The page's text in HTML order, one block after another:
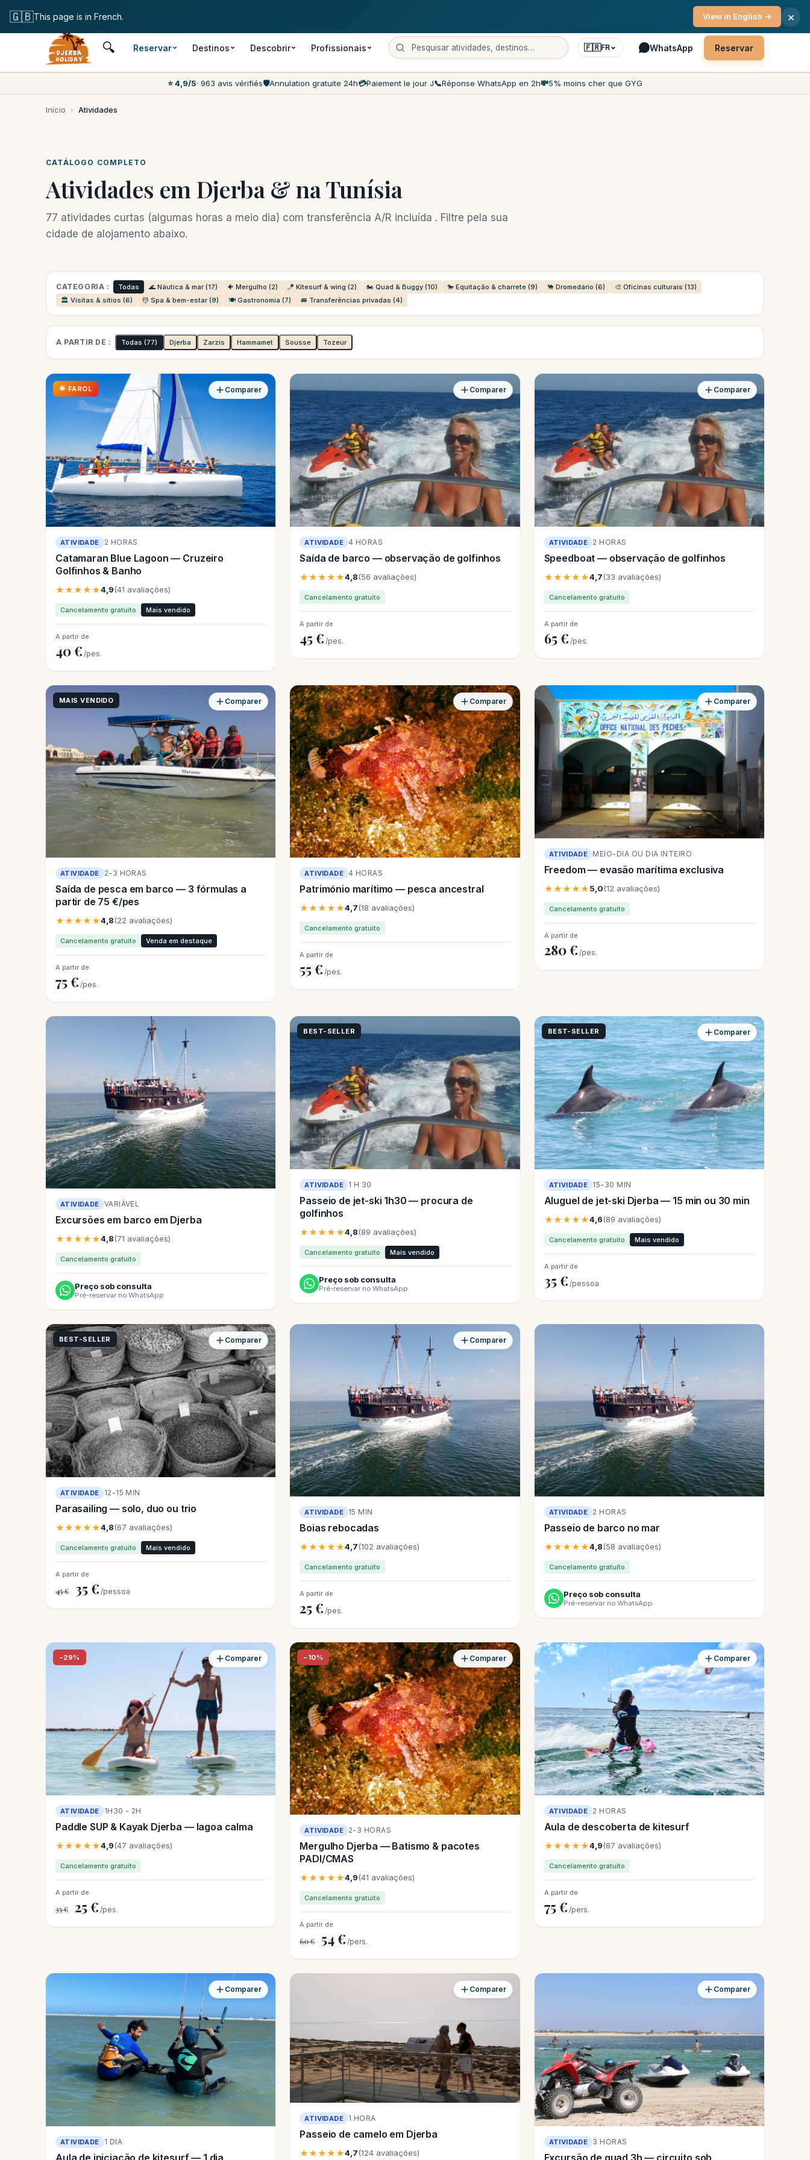
🔍 Reservar Destinos Descobrir Profissionais 🇫🇷FR WhatsApp Reservar
⭐ 4,9/5· 963 avis vérifiés🛡️Annulation gratuite 24h💳Paiement le jour J📞Réponse WhatsApp en 2h💸5% moins cher que GYG
Início › Atividades
CATÁLOGO COMPLETO
Atividades em Djerba & na Tunísia
77 atividades curtas (algumas horas a meio dia) com transferência A/R incluída . Filtre pela sua
cidade de alojamento abaixo.
CATEGORIA : Todas 🌊 Náutica & mar (17) 🐠 Mergulho (2) 🪁 Kitesurf & wing (2) 🏍️ Quad & Buggy (10) 🐎 Equitação & charrete (9) 🐪 Dromedário (6)
🎨 Oficinas culturais (13)
🏛️ Visitas & sítios (6)
💆 Spa & bem-estar (9) 🍽️ Gastronomia (7) 🚐 Transferências privadas (4)
A PARTIR DE : Todas (77) Djerba Zarzis Hammamet Sousse Tozeur
🌟 FAROL
ATIVIDADE 2 HORAS
Catamaran Blue Lagoon — Cruzeiro
Golfinhos & Banho
★★★★★4,9(41 avaliações)
Cancelamento gratuito Mais vendido
A partir de
40 € /pes.
Comparer
ATIVIDADE 4 HORAS
Saída de barco — observação de golfinhos
★★★★★4,8(56 avaliações)
Cancelamento gratuito
A partir de
45 € /pes.
Comparer
ATIVIDADE 2 HORAS
Speedboat — observação de golfinhos
★★★★★4,7(33 avaliações)
Cancelamento gratuito
A partir de
65 € /pes.
Comparer
MAIS VENDIDO
ATIVIDADE 2-3 HORAS
Saída de pesca em barco — 3 fórmulas a
partir de 75 €/pes
★★★★★4,8(22 avaliações)
Cancelamento gratuito Venda em destaque
A partir de
75 € /pes.
Comparer
ATIVIDADE 4 HORAS
Património marítimo — pesca ancestral
★★★★★4,7(18 avaliações)
Cancelamento gratuito
A partir de
55 € /pes.
Comparer
ATIVIDADE MEIO-DIA OU DIA INTEIRO
Freedom — evasão marítima exclusiva
★★★★★5,0(12 avaliações)
Cancelamento gratuito
A partir de
280 € /pes.
Comparer
ATIVIDADE VARIÁVEL
Excursões em barco em Djerba
★★★★★4,8(71 avaliações)
Cancelamento gratuito
Preço sob consulta
Pré-reservar no WhatsApp
BEST-SELLER
ATIVIDADE 1 H 30
Passeio de jet-ski 1h30 — procura de
golfinhos
★★★★★4,8(89 avaliações)
Cancelamento gratuito Mais vendido
Preço sob consulta
Pré-reservar no WhatsApp
BEST-SELLER
ATIVIDADE 15-30 MIN
Aluguel de jet-ski Djerba — 15 min ou 30 min
★★★★★4,6(89 avaliações)
Cancelamento gratuito Mais vendido
A partir de
35 € /pessoa
Comparer
BEST-SELLER
ATIVIDADE 12-15 MIN
Parasailing — solo, duo ou trio
★★★★★4,8(67 avaliações)
Cancelamento gratuito Mais vendido
A partir de
45 € 35 € /pessoa
Comparer
ATIVIDADE 15 MIN
Boias rebocadas
★★★★★4,7(102 avaliações)
Cancelamento gratuito
A partir de
25 € /pes.
Comparer
ATIVIDADE 2 HORAS
Passeio de barco no mar
★★★★★4,8(58 avaliações)
Cancelamento gratuito
Preço sob consulta
Pré-reservar no WhatsApp
−29%
ATIVIDADE 1H30 - 2H
Paddle SUP & Kayak Djerba — lagoa calma
★★★★★4,9(47 avaliações)
Cancelamento gratuito
A partir de
35 € 25 € /pes.
Comparer −10%
ATIVIDADE 2-3 HORAS
Mergulho Djerba — Batismo & pacotes
PADI/CMAS
★★★★★4,9(41 avaliações)
Cancelamento gratuito
A partir de
60 € 54 € /pers.
Comparer
ATIVIDADE 2 HORAS
Aula de descoberta de kitesurf
★★★★★4,9(87 avaliações)
Cancelamento gratuito
A partir de
75 € /pers.
Comparer
ATIVIDADE 1 DIA
Comparer
ATIVIDADE 1 HORA
Passeio de camelo em Djerba
★★★★★4,7(124 avaliações)
Comparer
ATIVIDADE 3 HORAS
Comparer
🇬🇧This page is in French. View in English → ×